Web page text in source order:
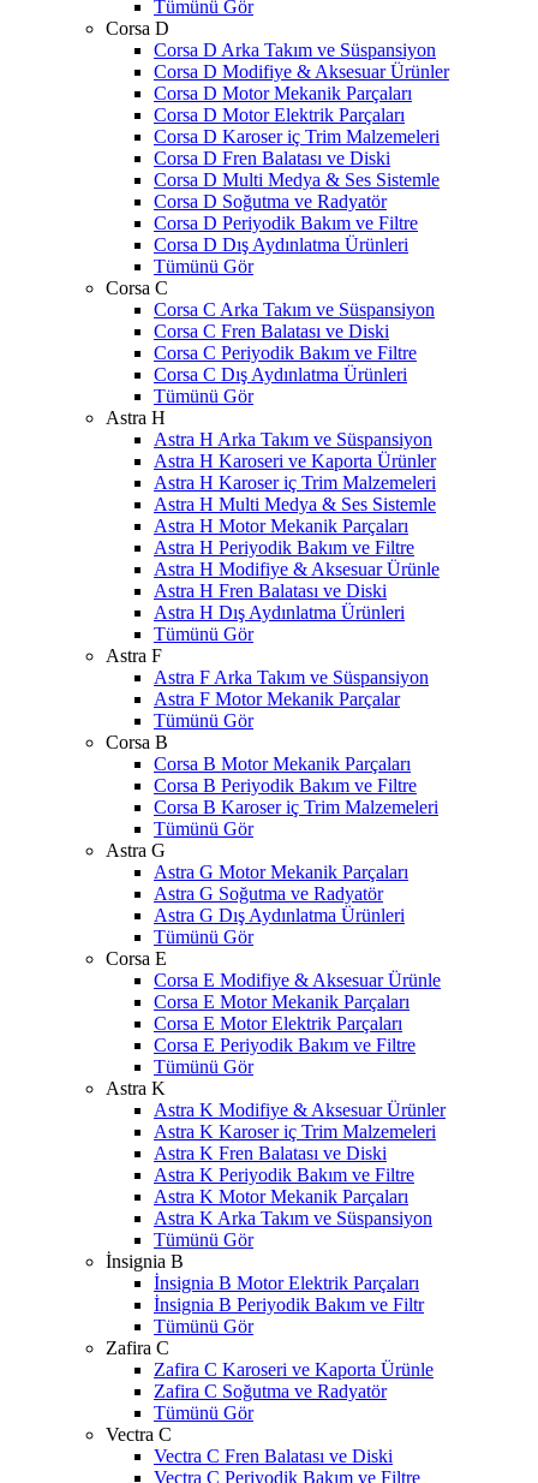
Tümünü Gör
Corsa D
Corsa D Arka Takım ve Süspansiyon
Corsa D Modifiye & Aksesuar Ürünler
Corsa D Motor Mekanik Parçaları
Corsa D Motor Elektrik Parçaları
Corsa D Karoser iç Trim Malzemeleri
Corsa D Fren Balatası ve Diski
Corsa D Multi Medya & Ses Sistemle
Corsa D Soğutma ve Radyatör
Corsa D Periyodik Bakım ve Filtre
Corsa D Dış Aydınlatma Ürünleri
Tümünü Gör
Corsa C
Corsa C Arka Takım ve Süspansiyon
Corsa C Fren Balatası ve Diski
Corsa C Periyodik Bakım ve Filtre
Corsa C Dış Aydınlatma Ürünleri
Tümünü Gör
Astra H
Astra H Arka Takım ve Süspansiyon
Astra H Karoseri ve Kaporta Ürünler
Astra H Karoser iç Trim Malzemeleri
Astra H Multi Medya & Ses Sistemle
Astra H Motor Mekanik Parçaları
Astra H Periyodik Bakım ve Filtre
Astra H Modifiye & Aksesuar Ürünle
Astra H Fren Balatası ve Diski
Astra H Dış Aydınlatma Ürünleri
Tümünü Gör
Astra F
Astra F Arka Takım ve Süspansiyon
Astra F Motor Mekanik Parçalar
Tümünü Gör
Corsa B
Corsa B Motor Mekanik Parçaları
Corsa B Periyodik Bakım ve Filtre
Corsa B Karoser iç Trim Malzemeleri
Tümünü Gör
Astra G
Astra G Motor Mekanik Parçaları
Astra G Soğutma ve Radyatör
Astra G Dış Aydınlatma Ürünleri
Tümünü Gör
Corsa E
Corsa E Modifiye & Aksesuar Ürünle
Corsa E Motor Mekanik Parçaları
Corsa E Motor Elektrik Parçaları
Corsa E Periyodik Bakım ve Filtre
Tümünü Gör
Astra K
Astra K Modifiye & Aksesuar Ürünler
Astra K Karoser iç Trim Malzemeleri
Astra K Fren Balatası ve Diski
Astra K Periyodik Bakım ve Filtre
Astra K Motor Mekanik Parçaları
Astra K Arka Takım ve Süspansiyon
Tümünü Gör
İnsignia B
İnsignia B Motor Elektrik Parçaları
İnsignia B Periyodik Bakım ve Filtr
Tümünü Gör
Zafira C
Zafira C Karoseri ve Kaporta Ürünle
Zafira C Soğutma ve Radyatör
Tümünü Gör
Vectra C
Vectra C Fren Balatası ve Diski
Vectra C Periyodik Bakım ve Filtre